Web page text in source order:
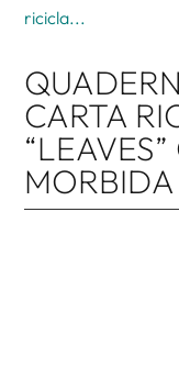
ricicla...
CARTA